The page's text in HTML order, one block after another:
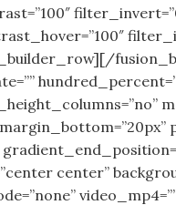
center”